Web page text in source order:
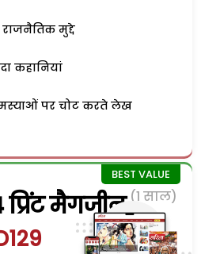
मुद्दे
कहानियां
पर चोट करते लेख
मैगजीन (1 साल)